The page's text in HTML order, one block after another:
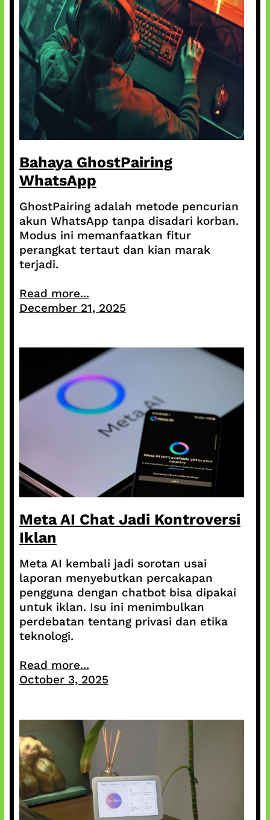
Bahaya GhostPairing
WhatsApp
GhostPairing adalah metode pencurian
akun WhatsApp tanpa disadari korban.
Modus ini memanfaatkan fitur
perangkat tertaut dan kian marak
terjadi.
Read more...
December 21, 2025
Meta AI Chat Jadi Kontroversi
Iklan
Meta AI kembali jadi sorotan usai
laporan menyebutkan percakapan
pengguna dengan chatbot bisa dipakai
untuk iklan. Isu ini menimbulkan
perdebatan tentang privasi dan etika
teknologi.
Read more...
October 3, 2025